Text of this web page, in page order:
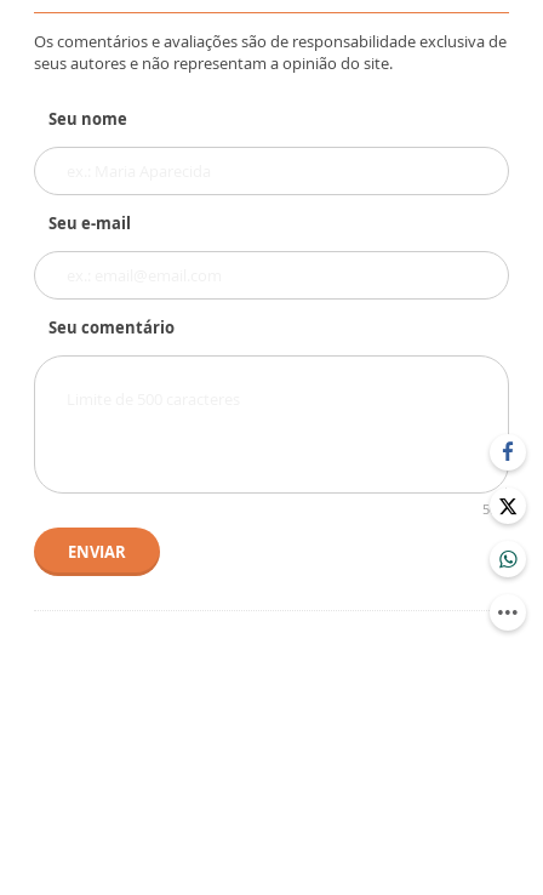
Os comentários e avaliações são de responsabilidade exclusiva de
seus autores e não representam a opinião do site.
Seu nome
Seu e-mail
Seu comentário
500
ENVIAR